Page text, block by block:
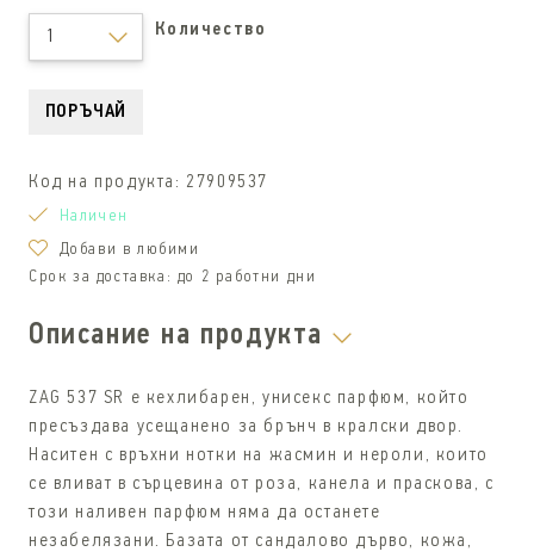
1 Количество
ПОРЪЧАЙ
Код на продукта: 27909537
Наличен
Добави в любими
Срок за доставка: до 2 работни дни
Описание на продукта
ZAG 537 SR е кехлибарен, унисекс парфюм, който
пресъздава усещанено за брънч в кралски двор.
Наситен с връхни нотки на жасмин и нероли, които
се вливат в сърцевина от роза, канела и праскова, с
този наливен парфюм няма да останете
незабелязани. Базата от сандалово дърво, кожа,